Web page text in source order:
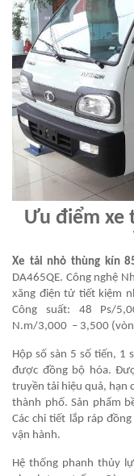
Ưu điểm xe
Xe tải nhỏ thùng kín
DA465QE. Công nghệ
xăng điện tử tiết kiệm
Công suất: 48 Ps/
N.m/3,000 – 3,500
Hộp số sàn 5 số tiến, 1
được đồng bộ hóa.
truyền tải hiệu quả, hạn
thành phố. Sản phẩm
Các chi tiết lắp ráp
vận hành.
Hệ thống phanh thủy